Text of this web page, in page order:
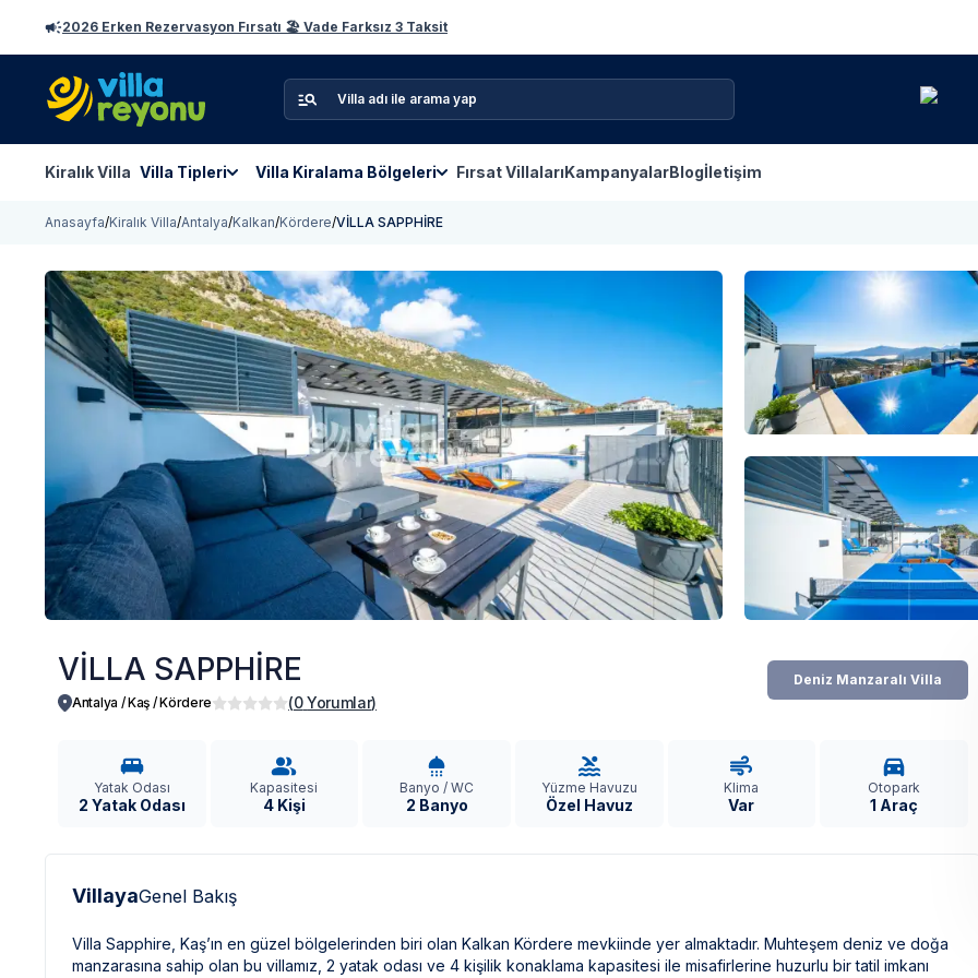
2026 Erken Rezervasyon Fırsatı 🏖️ Vade Farksız 3 Taksit
Kiralık Villa Villa Tipleri Villa Kiralama Bölgeleri Fırsat VillalarıKampanyalarBlogİletişim
Anasayfa/Kiralık Villa/Antalya/Kalkan/Kördere/VİLLA SAPPHİRE
VİLLA SAPPHİRE
Antalya / Kaş /Kördere (0 Yorumlar)
Deniz Manzaralı Villa
Yatak Odası
2 Yatak Odası
Kapasitesi
4 Kişi
Banyo / WC
2 Banyo
Yüzme Havuzu
Özel Havuz
Klima
Var
Otopark
1 Araç
VillayaGenel Bakış
Villa Sapphire, Kaş’ın en güzel bölgelerinden biri olan Kalkan Kördere mevkiinde yer almaktadır. Muhteşem deniz ve doğa
manzarasına sahip olan bu villamız, 2 yatak odası ve 4 kişilik konaklama kapasitesi ile misafirlerine huzurlu bir tatil imkanı